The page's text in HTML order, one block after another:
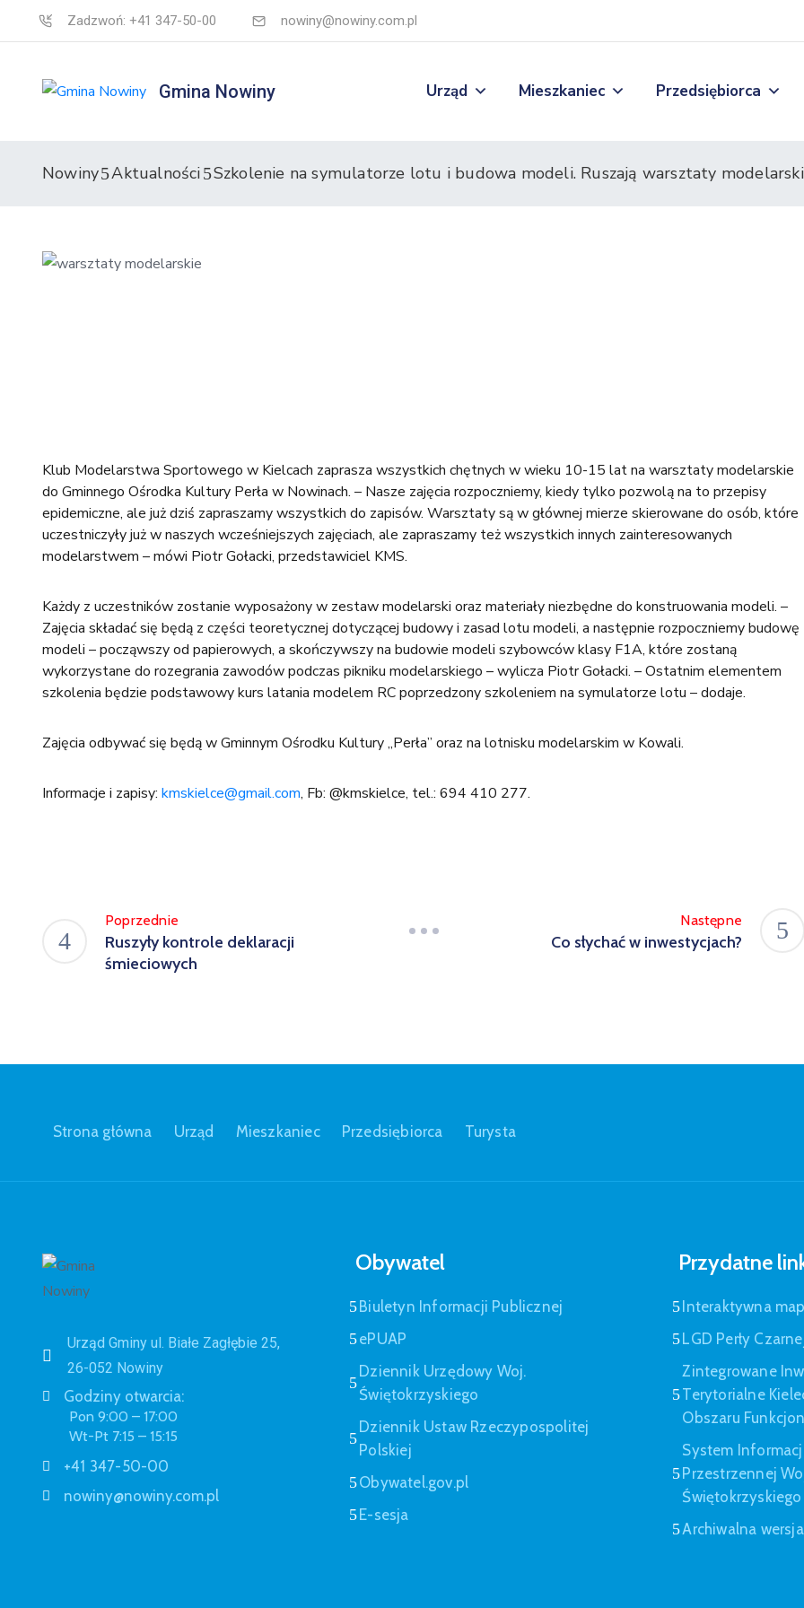
Zadzwoń: +41 347-50-00 nowiny@nowiny.com.pl
Gmina Nowiny Urząd Mieszkaniec Przedsiębiorca
Nowiny Aktualności Szkolenie na symulatorze lotu i budowa modeli. Ruszają warsztaty
Klub Modelarstwa Sportowego w Kielcach zaprasza wszystkich chętnych w wieku 10-15 lat na warsztaty modelarskie
do Gminnego Ośrodka Kultury Perła w Nowinach. – Nasze zajęcia rozpoczniemy, kiedy tylko pozwolą na to przepisy
epidemiczne, ale już dziś zapraszamy wszystkich do zapisów. Warsztaty są w głównej mierze skierowane do osób, które
uczestniczyły już w naszych wcześniejszych zajęciach, ale zapraszamy też wszystkich innych zainteresowanych
modelarstwem – mówi Piotr Gołacki, przedstawiciel KMS.
Każdy z uczestników zostanie wyposażony w zestaw modelarski oraz materiały niezbędne do konstruowania modeli. –
Zajęcia składać się będą z części teoretycznej dotyczącej budowy i zasad lotu modeli, a następnie rozpoczniemy budowę
modeli – począwszy od papierowych, a skończywszy na budowie modeli szybowców klasy F1A, które zostaną
wykorzystane do rozegrania zawodów podczas pikniku modelarskiego – wylicza Piotr Gołacki. – Ostatnim elementem
szkolenia będzie podstawowy kurs latania modelem RC poprzedzony szkoleniem na symulatorze lotu – dodaje.
Zajęcia odbywać się będą w Gminnym Ośrodku Kultury „Perła” oraz na lotnisku modelarskim w Kowali.
Informacje i zapisy: kmskielce@gmail.com, Fb: @kmskielce, tel.: 694 410 277.
Poprzednie
Ruszyły kontrole deklaracji
śmieciowych
Następne
Co słychać w inwestycjach?
Strona główna Urząd Mieszkaniec Przedsiębiorca Turysta
Urząd Gminy ul. Białe Zagłębie 25,
26-052 Nowiny
Godziny otwarcia:
Pon 9:00 – 17:00
Wt-Pt 7:15 – 15:15
+41 347-50-00
nowiny@nowiny.com.pl
Obywatel
Biuletyn Informacji Publicznej
ePUAP
Dziennik Urzędowy Woj.
Świętokrzyskiego
Dziennik Ustaw Rzeczypospolitej
Polskiej
Obywatel.gov.pl
E-sesja
Przydatne
Interaktywna
LGD Perły
Zintegrowane
Terytorialne
Obszaru
System
Przestrzennej
Świętokrzyskiego
Archiwalna